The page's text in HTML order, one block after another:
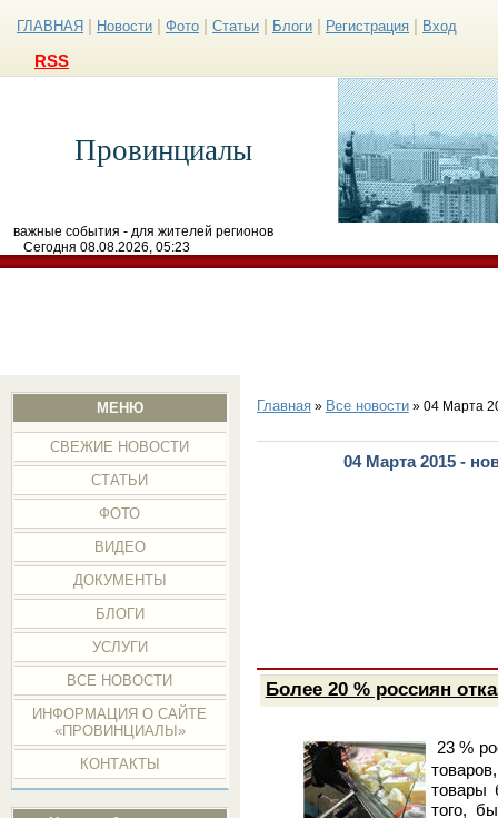
ГЛАВНАЯ Новости Фото Статьи Блоги Регистрация Вход
RSS
Провинциалы
важные события - для жителей регионов
Сегодня 08.08.2026, 05:23
МЕНЮ
СВЕЖИЕ НОВОСТИ
СТАТЬИ
ФОТО
ВИДЕО
ДОКУМЕНТЫ
БЛОГИ
УСЛУГИ
ВСЕ НОВОСТИ
ИНФОРМАЦИЯ О САЙТЕ
«ПРОВИНЦИАЛЫ»
КОНТАКТЫ
Главная» Все новости» 04 Марта
04 Марта 2015 -
Более 20 % россиян
23 %
товары
того,